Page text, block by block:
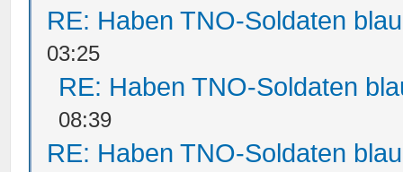
RE: Haben TNO-Soldaten
03:25
RE: Haben TNO-Soldaten
08:39
RE: Haben TNO-Soldaten